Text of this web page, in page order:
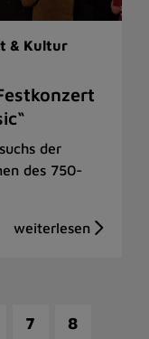
& Kultur
der
des 750-
7
8